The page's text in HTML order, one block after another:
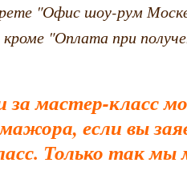
"Офис шоу-рум
"Оплата при
мастер-класс
если вы
Только так